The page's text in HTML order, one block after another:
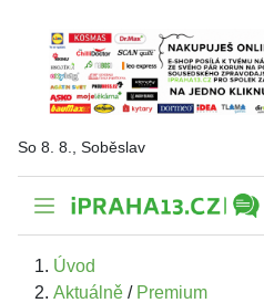
So 8. 8., Soběslav
Úvod
Aktuálně / Premium